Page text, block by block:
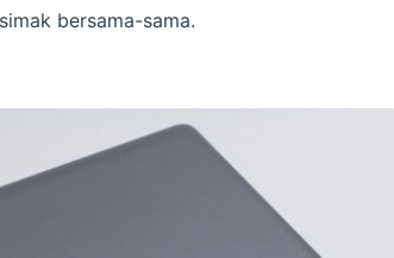
bersama-sama.